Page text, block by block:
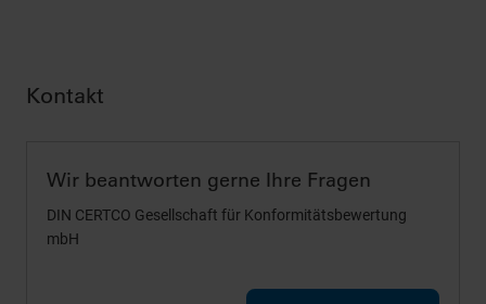
Kontakt
Wir beantworten gerne Ihre Fragen
DIN CERTCO Gesellschaft für Konformitätsbewertung
mbH